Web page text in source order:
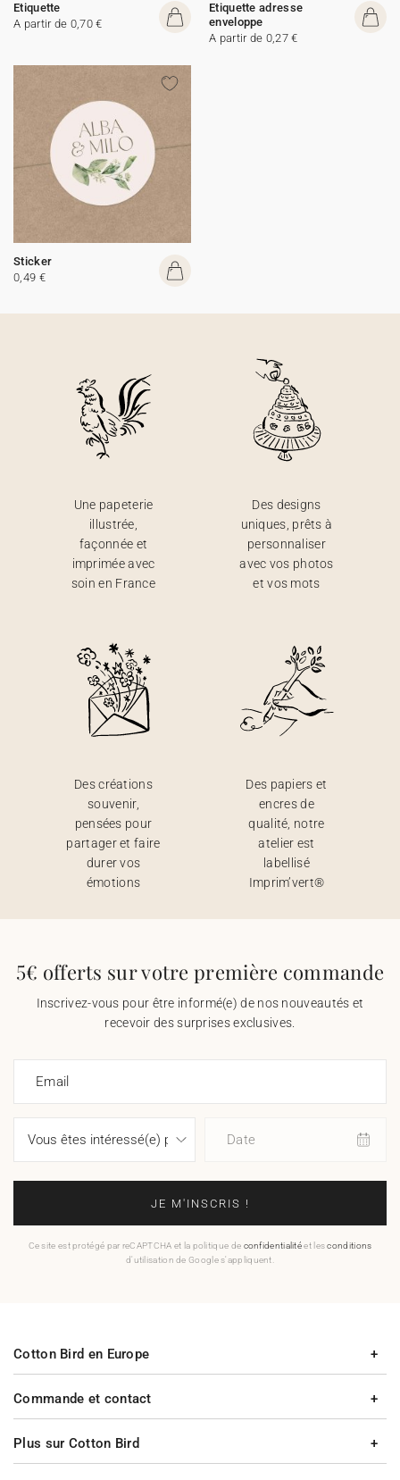
Etiquette
A partir de 0,70 €
Etiquette adresse
enveloppe
A partir de 0,27 €
Sticker
0,49 €
Une papeterie
illustrée,
façonnée et
imprimée avec
soin en France
Des designs
uniques, prêts à
personnaliser
avec vos photos
et vos mots
Des créations
souvenir,
pensées pour
partager et faire
durer vos
émotions
Des papiers et
encres de
qualité, notre
atelier est
labellisé
Imprim’vert®
5€ offerts sur votre première commande
Inscrivez-vous pour être informé(e) de nos nouveautés et
recevoir des surprises exclusives.
Email
Date
JE M'INSCRIS !
Ce site est protégé par reCAPTCHA et la politique de confidentialitéet lesconditions
d'utilisation de Google s'appliquent.
Commande et contact
Plus sur Cotton Bird
Cotton Bird en Europe